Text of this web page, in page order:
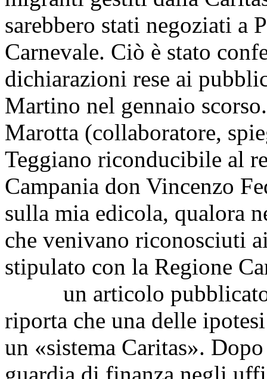
sarebbero stati negoziati a
Carnevale. Ciò è stato
dichiarazioni rese ai
Martino nel gennaio
Marotta (collaboratore,
Teggiano riconducibile al
Campania don Vincenzo
sulla mia edicola, qualora
che venivano riconosciuti
stipulato con la Regione
un articolo pubblicato
riporta che una delle
un «sistema Caritas».